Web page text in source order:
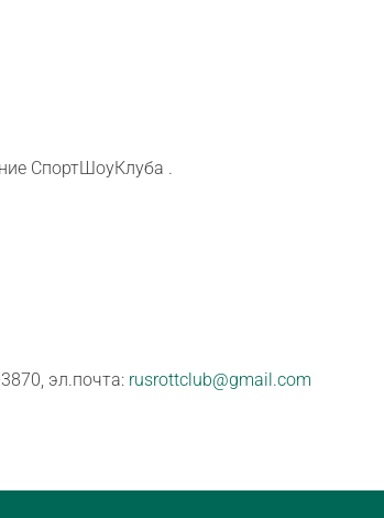
СпортШоуКлуба .
, эл.почта: rusrottclub@gmail.com